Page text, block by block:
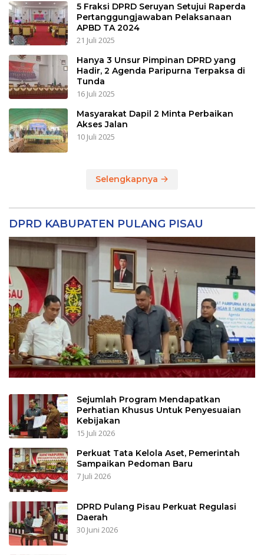
5 Fraksi DPRD Seruyan Setujui Raperda
Pertanggungjawaban Pelaksanaan
APBD TA 2024
21 Juli 2025
Hanya 3 Unsur Pimpinan DPRD yang
Hadir, 2 Agenda Paripurna Terpaksa di
Tunda
16 Juli 2025
Masyarakat Dapil 2 Minta Perbaikan
Akses Jalan
10 Juli 2025
Selengkapnya
DPRD KABUPATEN PULANG PISAU
Sejumlah Program Mendapatkan
Perhatian Khusus Untuk Penyesuaian
Kebijakan
15 Juli 2026
Perkuat Tata Kelola Aset, Pemerintah
Sampaikan Pedoman Baru
7 Juli 2026
DPRD Pulang Pisau Perkuat Regulasi
Daerah
30 Juni 2026